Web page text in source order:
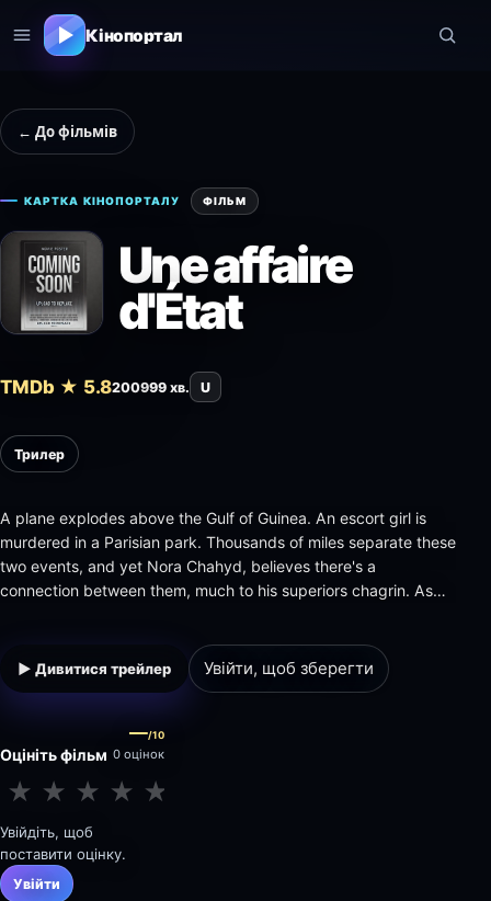
Кінопортал
← До фільмів
КАРТКА КІНОПОРТАЛУ ФІЛЬМ
Une affaire
d'État
TMDb ★ 5.8200999 хв. U
Трилер
A plane explodes above the Gulf of Guinea. An escort girl is
murdered in a Parisian park. Thousands of miles separate these
two events, and yet Nora Chahyd, believes there's a
connection between them, much to his superiors chagrin. As
to…▶ Дивитися трейлер Увійти, щоб зберегти
Оцініть фільм
—/10
0 оцінок
★ ★ ★ ★ ★
Увійдіть, щоб
поставити оцінку.
Увійти